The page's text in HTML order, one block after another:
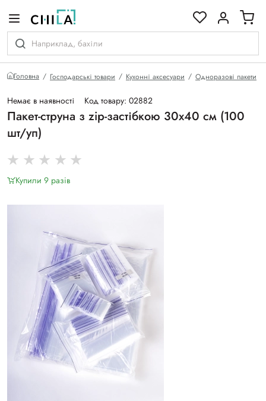
Головна Господарські товари Кухонні аксесуари Одноразові пакети
Немає в наявності Код товару: 02882
Пакет-струна з zip-застібкою 30х40 см (100
шт/уп)
Купили 9 разiв
гамі